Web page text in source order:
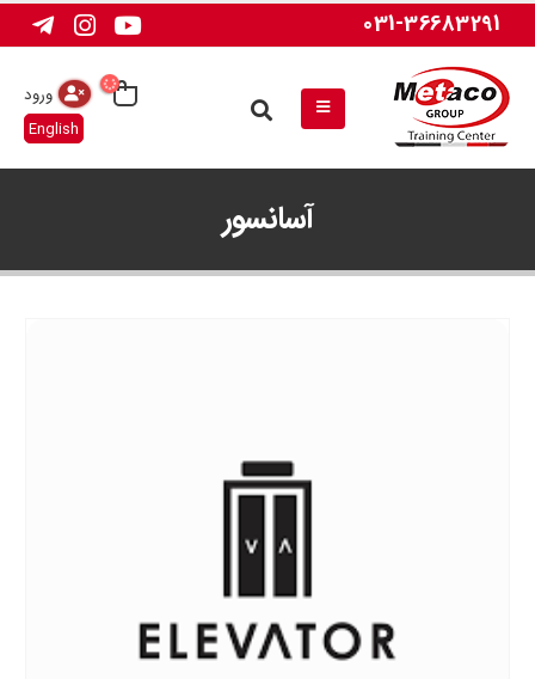
031-36683291
ورود
English
آسانسور